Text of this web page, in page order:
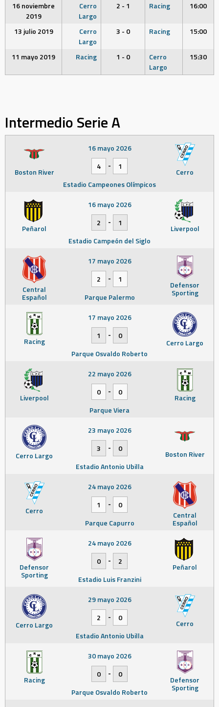
16 noviembre
2019
Cerro
Largo
2 - 1 Racing 16:00
13 julio 2019
Cerro
Largo
3 - 0 Racing 15:00
11 mayo 2019 Racing 1 - 0
Cerro
Largo
15:30
Intermedio Serie A
Boston River Cerro
16 mayo 2026
4
-
1
Estadio Campeones Olímpicos
Peñarol Liverpool
16 mayo 2026
2
-
1
Estadio Campeón del Siglo
Central
Español
Defensor
Sporting
17 mayo 2026
2
-
1
Parque Palermo
Racing Cerro Largo
17 mayo 2026
1
-
0
Parque Osvaldo Roberto
Liverpool Racing
22 mayo 2026
0
-
0
Parque Viera
Cerro Largo Boston River
23 mayo 2026
3
-
0
Estadio Antonio Ubilla
Cerro Central
Español
24 mayo 2026
1
-
0
Parque Capurro
Defensor
Sporting
Peñarol
24 mayo 2026
0
-
2
Estadio Luis Franzini
Cerro Largo Cerro
29 mayo 2026
2
-
0
Estadio Antonio Ubilla
Racing Defensor
Sporting
30 mayo 2026
0
-
0
Parque Osvaldo Roberto